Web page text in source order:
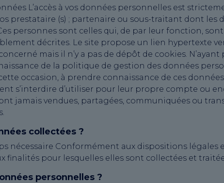
L’accès à vos données personnelles est
prestataire (s) ; partenaire ou sous-traitant dont
personnes sont celles qui, de par leur fonction,
décrites. Le site propose un lien hypertexte
mais il n’y a pas de dépôt de cookies.
de la politique de gestion des données
occasion, à prendre connaissance de ces
s’interdire d’utiliser pour leur propre compte ou
jamais vendues, partagées, communiquées ou
collectées ?
nécessaire Conformément aux dispositions légales
finalités pour lesquelles elles sont collectées et
personnelles ?